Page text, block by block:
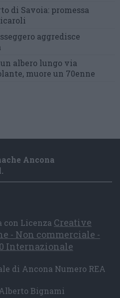
di Savoia: promessa
aggredisce
albero lungo via
muore un 70enne
Ancona
con Licenza Creative
- Non commerciale -
Internazionale
di Ancona Numero REA
Bignami